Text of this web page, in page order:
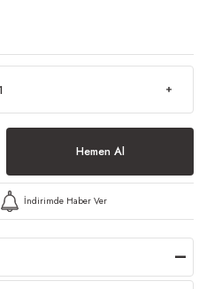
Hemen Al
İndirimde Haber Ver